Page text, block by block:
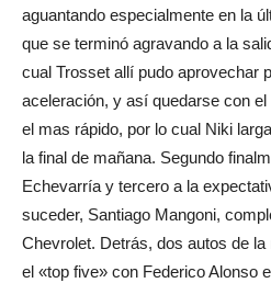
aguantando especialmente en la
que se terminó agravando a la
cual Trosset allí pudo aprovechar
aceleración, y así quedarse con
el mas rápido, por lo cual Niki
la final de mañana. Segundo
Echevarría y tercero a la
suceder, Santiago Mangoni,
Chevrolet. Detrás, dos autos de
el «top five» con Federico Alonso